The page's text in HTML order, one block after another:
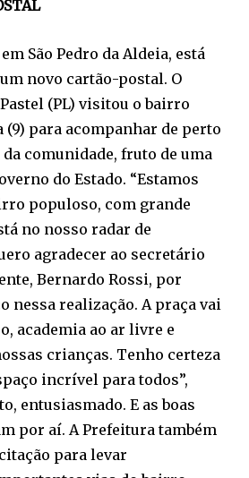
São Pedro da Aldeia, está
novo cartão-postal. O
(PL) visitou o bairro
(9) para acompanhar de perto
da comunidade, fruto de uma
do Estado. “Estamos
populoso, com grande
no nosso radar de
agradecer ao secretário
Bernardo Rossi, por
nessa realização. A praça vai
academia ao ar livre e
crianças. Tenho certeza
incrível para todos”,
entusiasmado. E as boas
por aí. A Prefeitura também
para levar